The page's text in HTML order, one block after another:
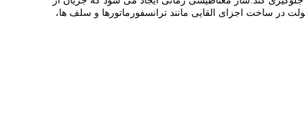
در ساخت اجزای القایی مانند ترانسفورماتورها و سلف ها،